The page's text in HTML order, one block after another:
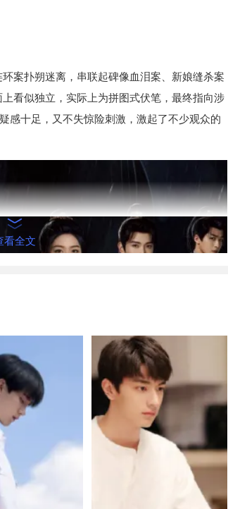
案扑朔迷离，串联起碑像血泪案、新娘缝杀案
看似独立，实际上为拼图式伏笔，最终指向涉
感十足，又不失惊险刺激，激起了不少观众的
让人越来越喜欢，他们每个人都有自己的独特
贡献了众多看点。比如智勇双全萧北冥、武力
清浊、青春活力童双及宿敌变盟友的诸葛孔
遇信任危机、互相试探，但在生死关头却能携
看全文